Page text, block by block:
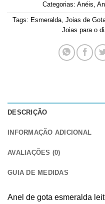
Categorias: Anéis,
Tags: Esmeralda, Joias de
Joias para o
DESCRIÇÃO
INFORMAÇÃO ADICIONAL
AVALIAÇÕES (0)
GUIA DE MEDIDAS
Anel de gota esmeralda